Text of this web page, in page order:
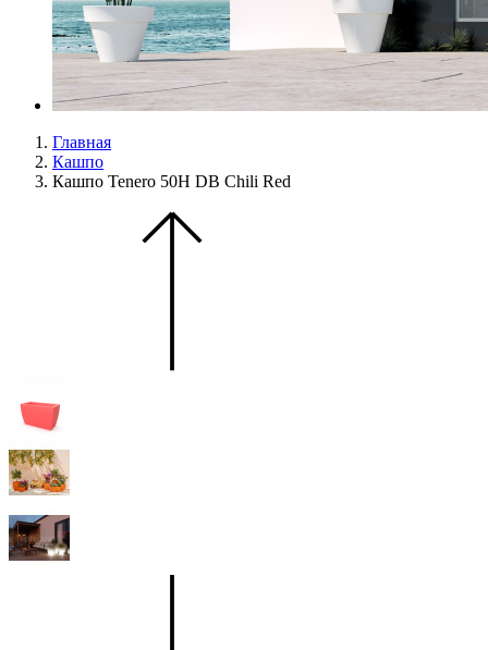
Главная
Кашпо
Кашпо Tenero 50H DB Chili Red